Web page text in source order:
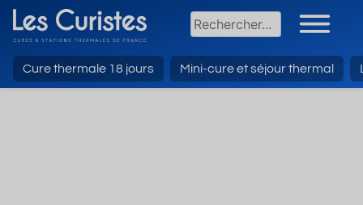
Cure thermale 18 jours Mini-cure et séjour thermal